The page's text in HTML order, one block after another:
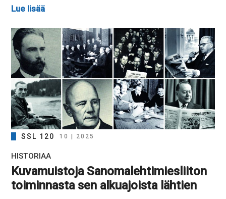
Lue lisää
SSL 120 10 | 2025
HISTORIAA
Kuvamuistoja Sanomalehtimiesliiton
toiminnasta sen alkuajoista lähtien